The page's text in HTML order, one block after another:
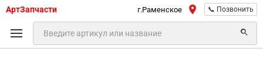
АртЗапчасти г.Раменское 📞 Позвонить